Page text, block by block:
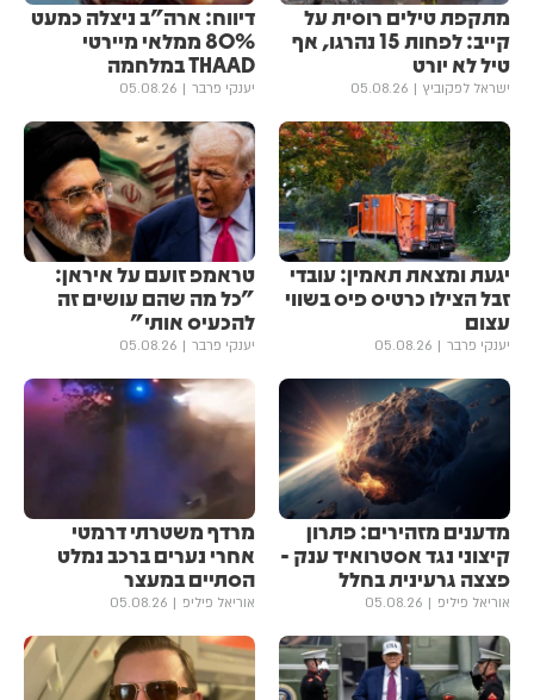
מתקפת טילים רוסית על
קייב: לפחות 15 נהרגו, אף
טיל לא יורט
ישראל לפקוביץ 05.08.26
דיווח: ארה"ב ניצלה כמעט
80% ממלאי מיירטי
THAAD במלחמה
יענקי פרבר 05.08.26
יגעת ומצאת תאמין: עובדי
זבל הצילו כרטיס פיס בשווי
עצום
יענקי פרבר 05.08.26
טראמפ זועם על איראן:
"כל מה שהם עושים זה
להכעיס אותי"
יענקי פרבר 05.08.26
מדענים מזהירים: פתרון
קיצוני נגד אסטרואיד ענק -
פצצה גרעינית בחלל
אוריאל פיליפ 05.08.26
מרדף משטרתי דרמטי
אחרי נערים ברכב נמלט
הסתיים במעצר
אוריאל פיליפ 05.08.26